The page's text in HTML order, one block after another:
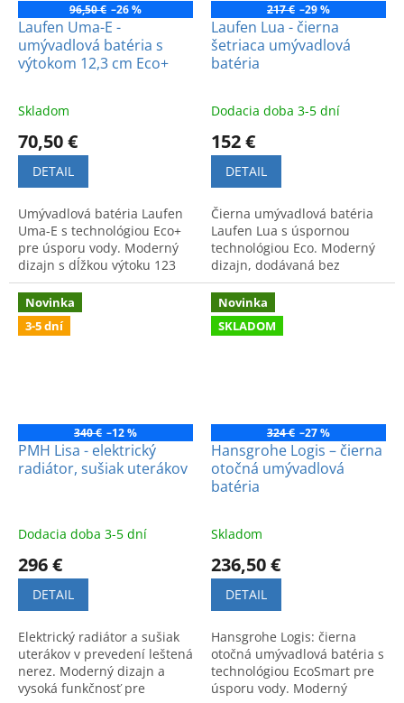
96,50 € –26 %
Laufen Uma-E -
umývadlová batéria s
výtokom 12,3 cm Eco+
Skladom
70,50 €
DETAIL
Umývadlová batéria Laufen
Uma-E s technológiou Eco+
pre úsporu vody. Moderný
dizajn s dĺžkou výtoku 123
mm zaručuje komfort a
vysokú kvalitu vo vašej
kúpeľni.
217 € –29 %
Laufen Lua - čierna
šetriaca umývadlová
batéria
Dodacia doba 3-5 dní
152 €
DETAIL
Čierna umývadlová batéria
Laufen Lua s úspornou
technológiou Eco. Moderný
dizajn, dodávaná bez
odtokovej garnitúry.
Novinka
3-5 dní
340 € –12 %
PMH Lisa - elektrický
radiátor, sušiak uterákov
Dodacia doba 3-5 dní
296 €
DETAIL
Elektrický radiátor a sušiak
uterákov v prevedení leštená
nerez. Moderný dizajn a
vysoká funkčnosť pre
Novinka
SKLADOM
324 € –27 %
Hansgrohe Logis – čierna
otočná umývadlová
batéria
Skladom
236,50 €
DETAIL
Hansgrohe Logis: čierna
otočná umývadlová batéria s
technológiou EcoSmart pre
úsporu vody. Moderný